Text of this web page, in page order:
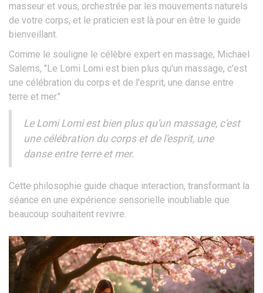
masseur et vous, orchestrée par les mouvements naturels
de votre corps, et le praticien est là pour en être le guide
bienveillant.
Comme le souligne le célèbre expert en massage, Michael
Salems, "Le Lomi Lomi est bien plus qu'un massage, c'est
une célébration du corps et de l'esprit, une danse entre
terre et mer."
Le Lomi Lomi est bien plus qu'un massage, c'est
une célébration du corps et de l'esprit, une
danse entre terre et mer.
Cette philosophie guide chaque interaction, transformant la
séance en une expérience sensorielle inoubliable que
beaucoup souhaitent revivre.